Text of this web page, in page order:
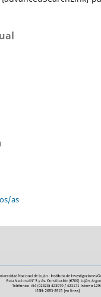
as